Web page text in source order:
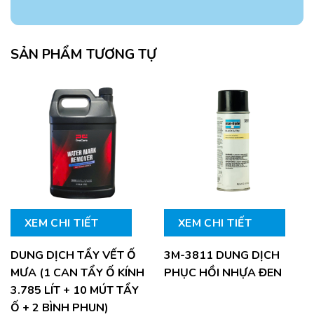
SẢN PHẨM TƯƠNG TỰ
XEM CHI TIẾT
DUNG DỊCH TẨY VẾT Ố
MƯA (1 CAN TẨY Ố KÍNH
3.785 LÍT + 10 MÚT TẨY
Ố + 2 BÌNH PHUN)
XEM CHI TIẾT
3M-3811 DUNG DỊCH
PHỤC HỒI NHỰA ĐEN